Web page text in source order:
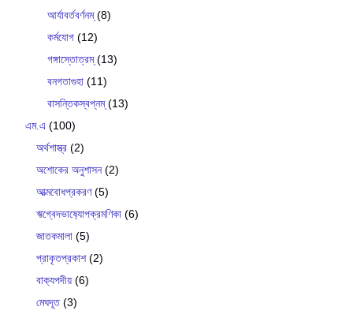
আর্যাবর্তবর্ণনম্(8)
কর্মযোগ (12)
গঙ্গাস্তোত্রম্(13)
বনগতাগুহা (11)
বাসন্তিকস্বপ্নম্(13)
এম.এ (100)
অর্থশাস্ত্র (2)
অশোকের অনুশাসন(2)
আত্মবোধপ্রকরণ(5)
ঋগ্বেদভাষ‍্যোপক্রমণিকা (6)
জাতকমালা (5)
প্রাকৃতপ্রকাশ(2)
বাক‍্যপদীয় (6)
মেঘদূত(3)